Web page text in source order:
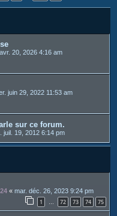
e
20, 2026 4:16 am
juin 29, 2022 11:53 am
sur ce forum.
juil. 19, 2012 6:14 pm
« mar. déc. 26, 2023 9:24 pm
1 … 72 73 74 75